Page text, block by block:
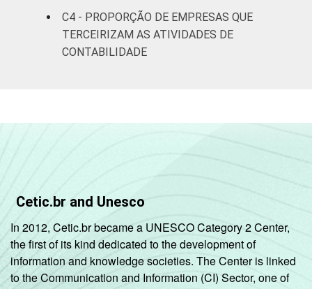
profissionais,
científicas e
técnicas;
complentares
Artes, cultura,
esporte e
recreação;
outras
atividades de
87
C4 - PROPORÇÃO DE EMPRESAS QUE
TERCEIRIZAM AS ATIVIDADES DE
CONTABILIDADE
Cetic.br and Unesco
In 2012, Cetic.br became a UNESCO Category 2 Center,
the first of its kind dedicated to the development of
information and knowledge societies. The Center is linked
to the Communication and Information (CI) Sector, one of